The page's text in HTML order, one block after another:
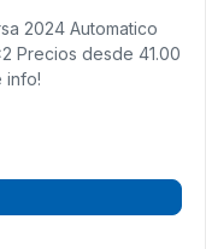
2024 Automatico
Precios desde 41.00
info!